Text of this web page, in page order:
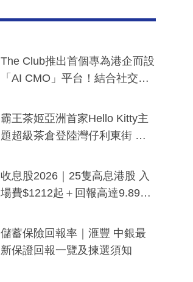
The Club推出首個專為港企而設
「AI CMO」平台！結合社交聆
分鐘生成「貼地」宣傳短片
霸王茶姬亞洲首家Hello Kitty主
題超級茶倉登陸灣仔利東街 推
y及香港限定特調系列
收息股2026｜25隻高息港股 入
場費$1212起＋回報高達9.89
儲蓄保險回報率｜滙豐 中銀最
新保證回報一覽及揀選須知